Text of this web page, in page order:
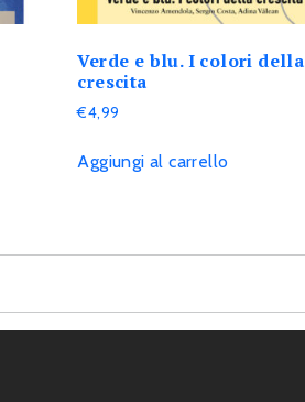
Verde e blu. I colori della
crescita
€4,99
Aggiungi al carrello